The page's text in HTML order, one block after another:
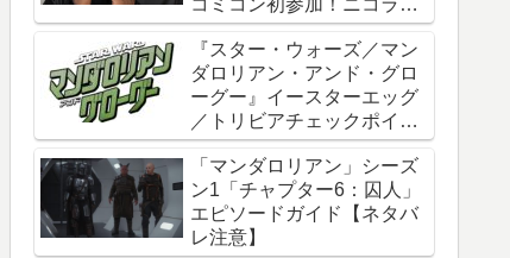
コミコン初参加！ニコラ
ス・ケイジと共に来日
『スター・ウォーズ／マン
ダロリアン・アンド・グロ
ーグー』イースターエッグ
／トリビアチェックポイン
ト総まとめ【ネタバレ注
意】
「マンダロリアン」シーズ
ン1「チャプター6：囚人」
エピソードガイド【ネタバ
レ注意】